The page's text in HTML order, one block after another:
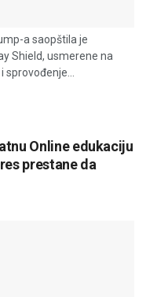
a saopštila je
Shield, usmerene na
Online edukaciju
prestane da